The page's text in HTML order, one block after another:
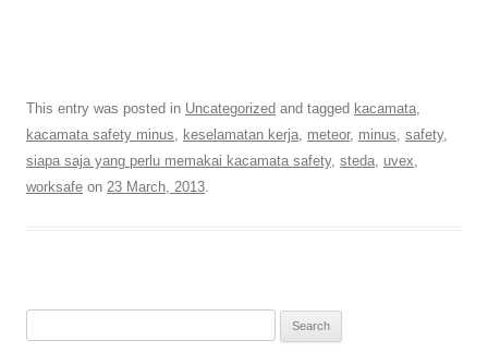
This entry was posted in Uncategorized and tagged kacamata,
kacamata safety minus, keselamatan kerja, meteor, minus, safety,
siapa saja yang perlu memakai kacamata safety, steda, uvex,
worksafe on 23 March, 2013.